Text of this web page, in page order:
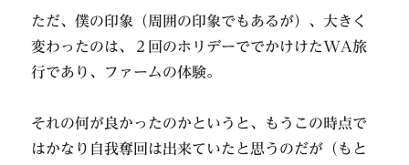
ただ、僕の印象（周囲の印象でもあるが）、大きく
変わったのは、２回のホリデーででかけけたWA旅
行であり、ファームの体験。
それの何が良かったのかというと、もうこの時点で
はかなり自我奪回は出来ていたと思うのだが（もと